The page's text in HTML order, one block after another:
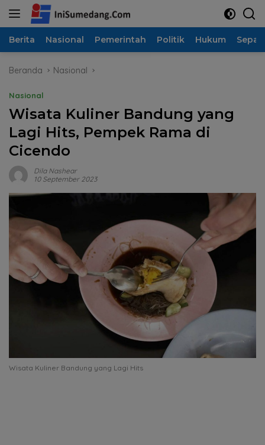
Langsung
Berita Nasional Pemerintah Politik Hukum
Beranda Nasional
Nasional
Wisata Kuliner Bandung yang
Lagi Hits, Pempek Rama di
Cicendo
Dila Nashear
10 September 2023
Wisata Kuliner Bandung yang Lagi Hits